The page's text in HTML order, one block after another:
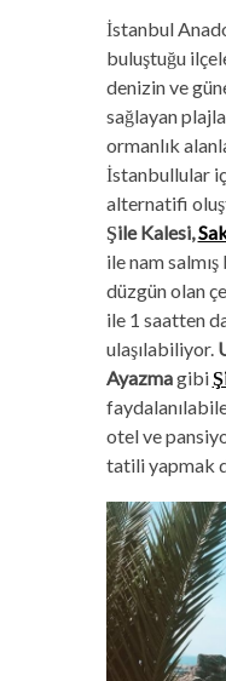
İstanbul
buluştuğu
denizin ve
sağlayan
ormanlık
İstanbullular
alternatifi
Şile Kalesi,
ile nam
düzgün olan
ile 1 saatten
ulaşılabiliyor.
Ayazmagibi
otel ve
tatili yapmak